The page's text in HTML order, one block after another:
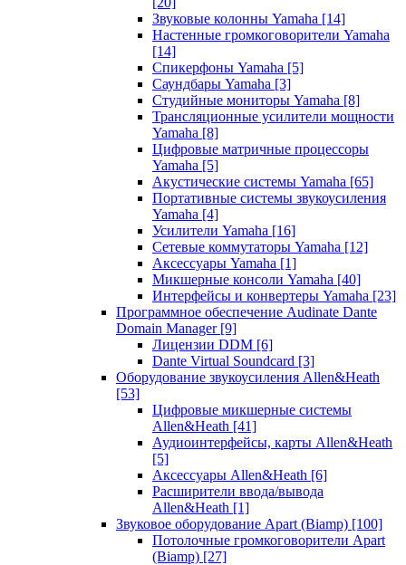
Звуковые колонны Yamaha [14]
Настенные громкоговорители Yamaha
[14]
Спикерфоны Yamaha [5]
Саундбары Yamaha [3]
Студийные мониторы Yamaha [8]
Трансляционные усилители мощности
Yamaha [8]
Цифровые матричные процессоры
Yamaha [5]
Акустические системы Yamaha [65]
Портативные системы звукоусиления
Yamaha [4]
Усилители Yamaha [16]
Сетевые коммутаторы Yamaha [12]
Аксессуары Yamaha [1]
Микшерные консоли Yamaha [40]
Интерфейсы и конвертеры Yamaha [23]
Программное обеспечение Audinate Dante
Domain Manager [9]
Лицензии DDM [6]
Dante Virtual Soundcard [3]
Оборудование звукоусиления Allen&Heath
[53]
Цифровые микшерные системы
Allen&Heath [41]
Аудиоинтерфейсы, карты Allen&Heath
[5]
Аксессуары Allen&Heath [6]
Расширители ввода/вывода
Allen&Heath [1]
Звуковое оборудование Apart (Biamp) [100]
Потолочные громкоговорители Apart
(Biamp) [27]